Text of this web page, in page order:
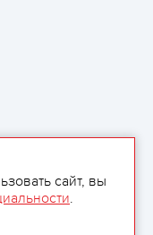
сайт, вы
.